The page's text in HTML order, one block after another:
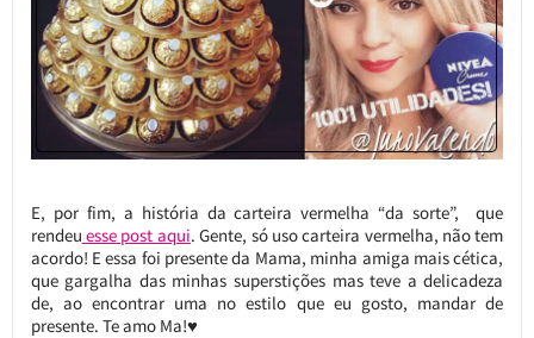
E, por fim, a história da carteira vermelha “da sorte”, que
rendeu esse post aqui. Gente, só uso carteira vermelha, não tem
acordo! E essa foi presente da Mama, minha amiga mais cética,
que gargalha das minhas superstições mas teve a delicadeza
de, ao encontrar uma no estilo que eu gosto, mandar de
presente. Te amo Ma!♥